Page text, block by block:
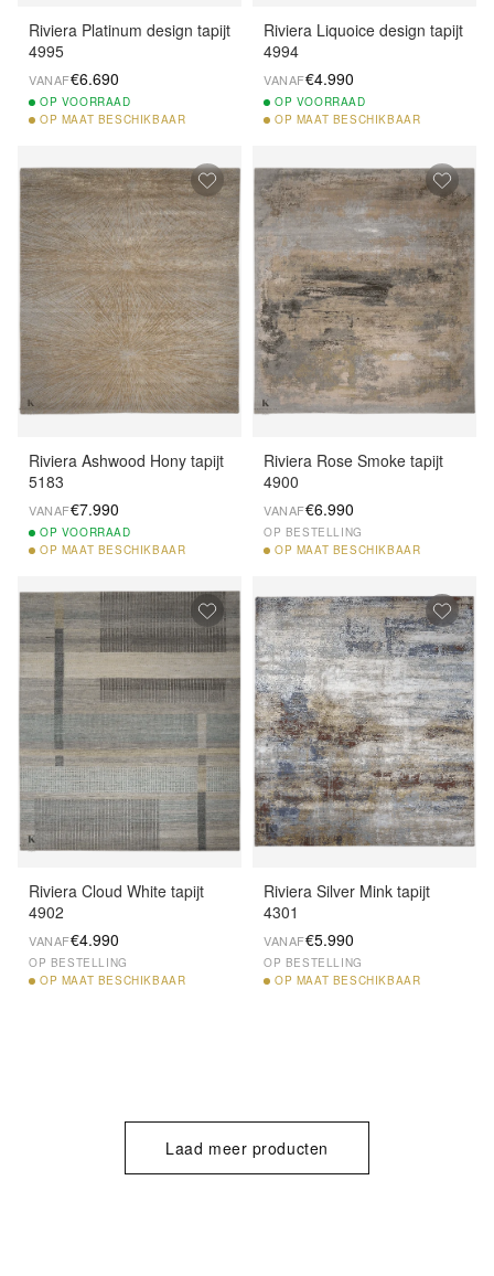
Riviera Platinum design tapijt
4995
VANAF€6.690
OP VOORRAAD
OP MAAT BESCHIKBAAR
Riviera Liquoice design tapijt
4994
VANAF€4.990
OP VOORRAAD
OP MAAT BESCHIKBAAR
Riviera Ashwood Hony tapijt
5183
VANAF€7.990
OP VOORRAAD
OP MAAT BESCHIKBAAR
Riviera Rose Smoke tapijt
4900
VANAF€6.990
OP BESTELLING
OP MAAT BESCHIKBAAR
Riviera Cloud White tapijt
4902
VANAF€4.990
OP BESTELLING
OP MAAT BESCHIKBAAR
Riviera Silver Mink tapijt
4301
VANAF€5.990
OP BESTELLING
OP MAAT BESCHIKBAAR
Laad meer producten